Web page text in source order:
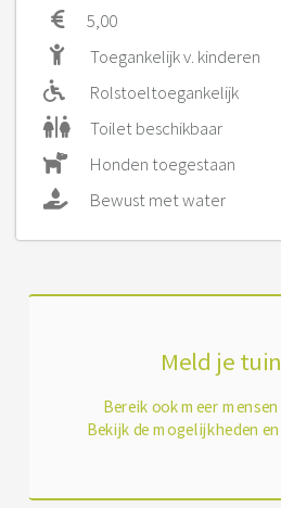
5,00
Toegankelijk v. kinderen
Rolstoeltoegankelijk
Toilet beschikbaar
Honden toegestaan
Bewust met water
Meld je
Bereik ook meer
Bekijk de mogelijkheden